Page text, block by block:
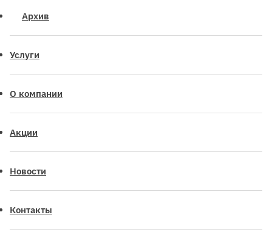
Архив
Услуги
О компании
Акции
Новости
Контакты